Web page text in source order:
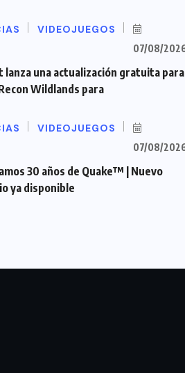
VIDEOJUEGOS
07/08/
lanza una actualización gratuita para
Wildlands para
VIDEOJUEGOS
07/08/
30 años de Quake™ | Nuevo
ya disponible